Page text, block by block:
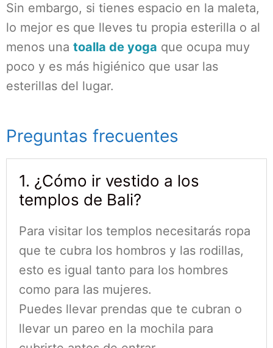
Sin embargo, si tienes espacio en la maleta,
lo mejor es que lleves tu propia esterilla o al
menos una toalla de yoga que ocupa muy
poco y es más higiénico que usar las
esterillas del lugar.
Preguntas frecuentes
1. ¿Cómo ir vestido a los
templos de Bali?
Para visitar los templos necesitarás ropa
que te cubra los hombros y las rodillas,
esto es igual tanto para los hombres
como para las mujeres.
Puedes llevar prendas que te cubran o
llevar un pareo en la mochila para